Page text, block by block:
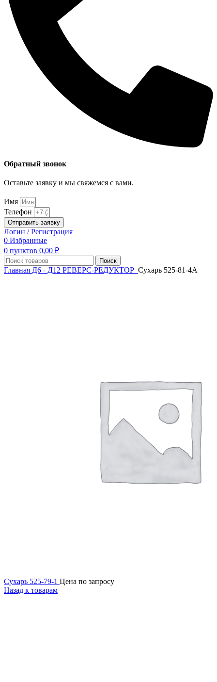
Обратный звонок
Оставьте заявку и мы свяжемся с вами.
Имя
Телефон
Отправить заявку
Логин / Регистрация
0 Избранные
0 пунктов 0,00 ₽
Поиск
Главная Д6 - Д12 РЕВЕРС-РЕДУКТОР Сухарь 525-81-4А
Сухарь 525-79-1 Цена по запросу
Назад к товарам